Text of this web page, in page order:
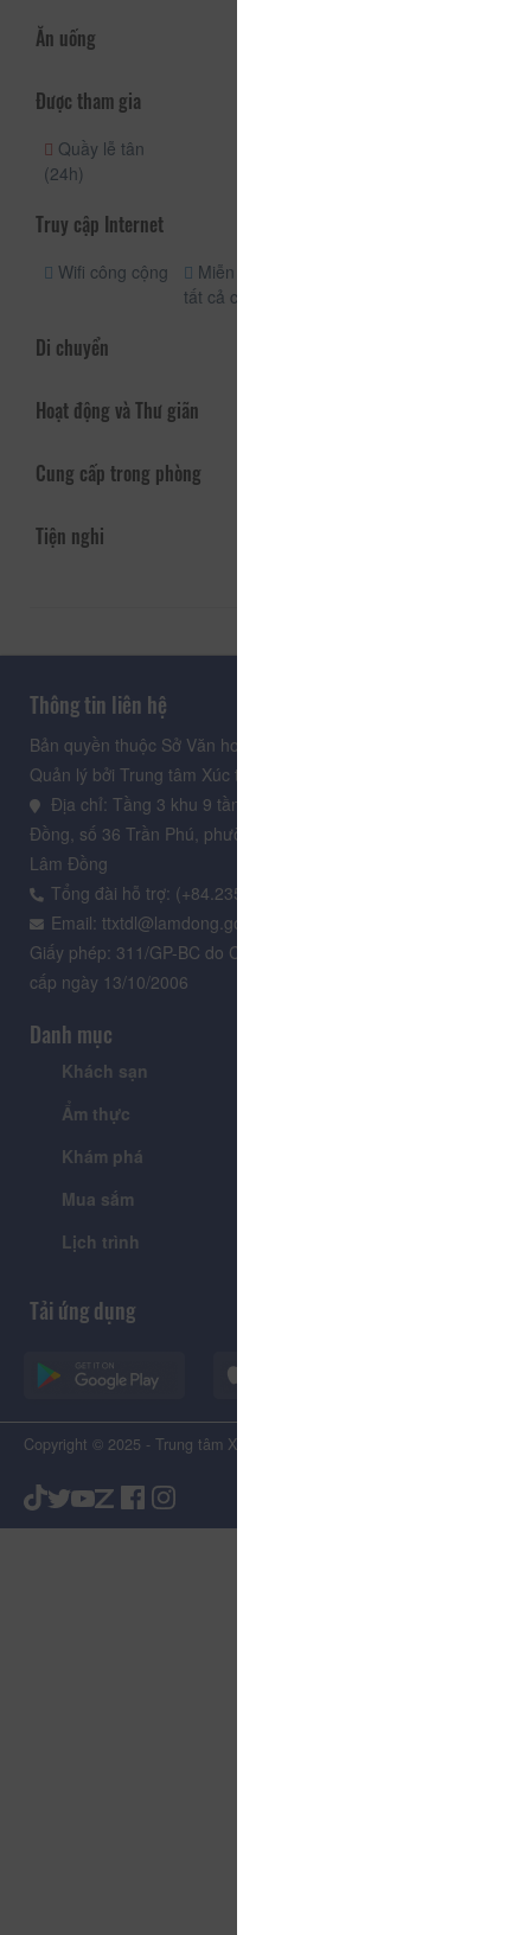
Ăn uống
Được tham gia
Quầy lễ tân
(24h)
Truy cập Internet
Wifi công cộng
Miễn phí wifi
tất cả các phòng
Di chuyển
Hoạt động và Thư giãn
Cung cấp trong phòng
Tiện nghi
Thông tin liên hệ
Bản quyền thuộc Sở Văn hoá, Thể thao và Du lịch Lâm Đồng.
Quản lý bởi Trung tâm Xúc tiến Du lịch Lâm Đồng
Địa chỉ: Tầng 3 khu 9 tầng, Trung tâm Hành chính tỉnh Lâm
Đồng, số 36 Trần Phú, phường Xuân Hương - Đà Lạt, tỉnh
Lâm Đồng
Tổng đài hỗ trợ: (+84.235) 3.916.961
Email: ttxtdl@lamdong.gov.vn
Giấy phép: 311/GP-BC do Cục Báo chí - Bộ Văn hóa Thông tin
cấp ngày 13/10/2006
Danh mục
Khách sạn
Ẩm thực
Khám phá
Mua sắm
Lịch trình
Tải ứng dụng
Copyright © 2025 - Trung tâm Xúc tiến Du lịch Tỉnh Lâm Đồng